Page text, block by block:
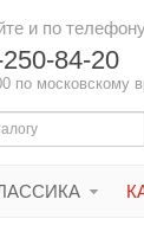
и по
84-20
по московскому